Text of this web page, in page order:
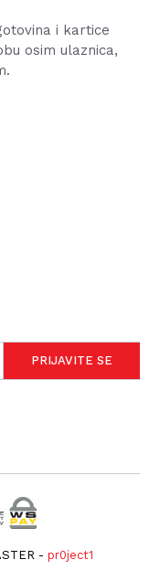
i kartice
osim ulaznica,
- pr0ject1